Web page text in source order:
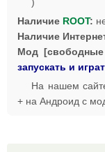
)
Наличие ROOT:
Наличие
Мод [свободные
запускать и
На нашем
+ на Андроид с